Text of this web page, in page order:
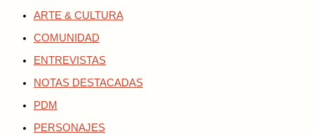
ARTE & CULTURA
COMUNIDAD
ENTREVISTAS
NOTAS DESTACADAS
PDM
PERSONAJES